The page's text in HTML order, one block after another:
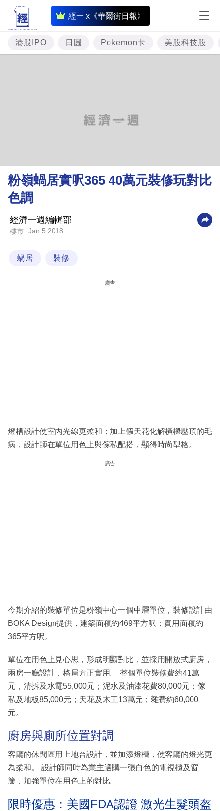
經一 x《華爾街日報》
即
時
財
經
理
財
業
科
區
港股IPO 日圓 Pokemon卡 美股科技股
粉嶺蝸居實呎365 40萬元裝修玩對比
色調
經濟一週編輯部
樓市 Jan 5 2018
蝸居 裝修
廣告
燈槽設計使室內光線更柔和；加上假天花化解橫樑壓頂的毛
病，設計師在單位用色上與傢私配搭，顯得時尚型格。
廣告
今期介紹的裝修單位是粉嶺中心一個中層單位，裝修設計由
BOKA Design提供，建築面積約469平方呎；實用面積約
365平方呎。
單位在用色上見心思，形成明顯對比，並採用開放式廚房，
兩房一廳設計，格局方正實用。 整個單位裝修費約41萬
元，清拆及水電55,000元；泥水及油漆花費80,000元；傢
私及地板85,000元；天花及木工13萬元；雜費約60,000
元。
廚房與廁所位置對調
客廳的休閒區用上地台設計，並加添燈槽，使客廳的燈光更
為柔和。 設計師同時為業主選購一張白色的電視櫃及窗
簾，加強單位在用色上的對比。
限時優惠：美國FDA認證 激光生髮頭盔